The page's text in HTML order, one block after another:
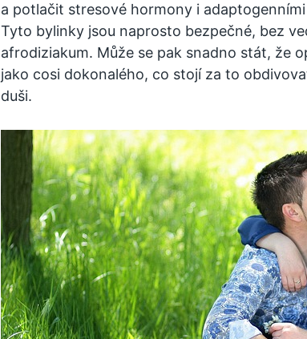
a potlačit stresové hormony i
Tyto bylinky jsou naprosto bezpečné, bez
afrodiziakum. Může se pak snadno stát, že
jako cosi dokonalého, co stojí za to
duši.